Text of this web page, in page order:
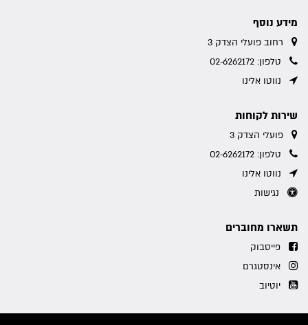
מידע נוסף
רחוב פועלי הצדק 3
טלפון: 02-6262172
נווטו אלינו
שירות לקוחות
פועלי הצדק 3
טלפון: 02-6262172
נווטו אלינו
נגישות
תשארו מחוברים
פייסבוק
אינסטגרם
יוטיוב